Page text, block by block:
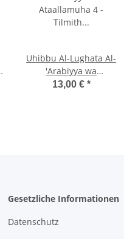
Uhibbu Al-Lughata Al-
'Arabiyya wa
Ata'allamuha 4 - Tilmith
13,00 € *
Gesetzliche Informationen
Datenschutz